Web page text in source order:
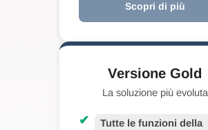
Scopri di più
Versione Gold
La soluzione più evoluta
✔
Tutte le funzioni della